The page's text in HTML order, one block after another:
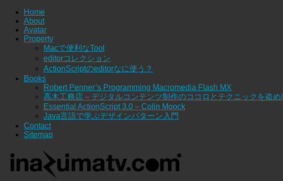
Home
About
Avatar
Property
Macで便利なTool
editorコレクション
ActionScriptのeditorなに使う？
Books
Robert Penner’s Programming Macromedia Flash MX
高木工務店 – デジタルコンテンツ制作のココロとテクニックを盗め!
Essential ActionScript 3.0 – Colin Moock
Java言語で学ぶデザインパターン入門
Contact
Sitemap